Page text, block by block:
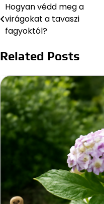
Bejegyzés
navigáció
Hogyan védd meg a
virágokat a tavaszi
fagyoktól?
Related Posts